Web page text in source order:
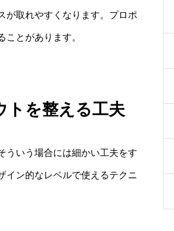
が取れやすくなります。プロポ
とがあります。
トを整える工夫
ういう場合には細かい工夫をす
イン的なレベルで使えるテクニ